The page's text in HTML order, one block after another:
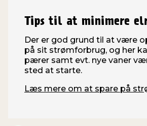
Tips til at minimere
Der er god grund til at være
på sit strømforbrug, og her
pærer samt evt. nye vaner
sted at starte.
Læs mere om at spare på